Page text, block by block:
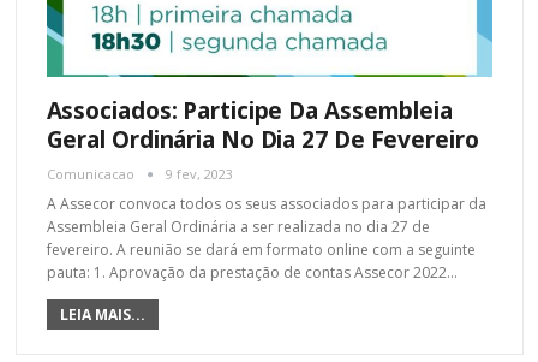
Associados: Participe Da Assembleia
Geral Ordinária No Dia 27 De Fevereiro
Comunicacao 9 fev, 2023
A Assecor convoca todos os seus associados para participar da
Assembleia Geral Ordinária a ser realizada no dia 27 de
fevereiro. A reunião se dará em formato online com a seguinte
pauta: 1. Aprovação da prestação de contas Assecor 2022…
LEIA MAIS...